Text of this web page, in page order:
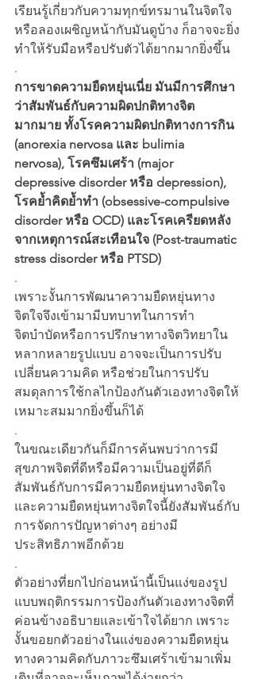
เรียนรู้เกี่ยวกับความทุกข์ทรมานในจิตใจ
หรือลองเผชิญหน้ากับมันดูบ้าง ก็อาจจะยิ่ง
ทำให้รับมือหรือปรับตัวได้ยากมากยิ่งขึ้น
.
การขาดความยืดหยุ่นเนี่ย มันมีการศึกษา
ว่าสัมพันธ์กับความผิดปกติทางจิต
มากมาย ทั้งโรคความผิดปกติทางการกิน
(anorexia nervosa และ bulimia
nervosa), โรคซึมเศร้า (major
depressive disorder หรือ depression),
โรคย้ำคิดย้ำทำ (obsessive-compulsive
disorder หรือ OCD) และโรคเครียดหลัง
จากเหตุการณ์สะเทือนใจ (Post-traumatic
stress disorder หรือ PTSD)
.
เพราะงั้นการพัฒนาความยืดหยุ่นทาง
จิตใจจึงเข้ามามีบทบาทในการทำ
จิตบำบัดหรือการปรึกษาทางจิตวิทยาใน
หลากหลายรูปแบบ อาจจะเป็นการปรับ
เปลี่ยนความคิด หรือช่วยในการปรับ
สมดุลการใช้กลไกป้องกันตัวเองทางจิตให้
เหมาะสมมากยิ่งขึ้นก็ได้
.
ในขณะเดียวกันก็มีการค้นพบว่าการมี
สุขภาพจิตที่ดีหรือมีความเป็นอยู่ที่ดีก็
สัมพันธ์กับการมีความยืดหยุ่นทางจิตใจ
และความยืดหยุ่นทางจิตใจนี้ยังสัมพันธ์กับ
การจัดการปัญหาต่างๆ อย่างมี
ประสิทธิภาพอีกด้วย
.
ตัวอย่างที่ยกไปก่อนหน้านี้เป็นแง่ของรูป
แบบพฤติกรรมการป้องกันตัวเองทางจิตที่
ค่อนข้างอธิบายและเข้าใจได้ยาก เพราะ
งั้นขอยกตัวอย่างในแง่ของความยืดหยุ่น
ทางความคิดกับภาวะซึมเศร้าเข้ามาเพิ่ม